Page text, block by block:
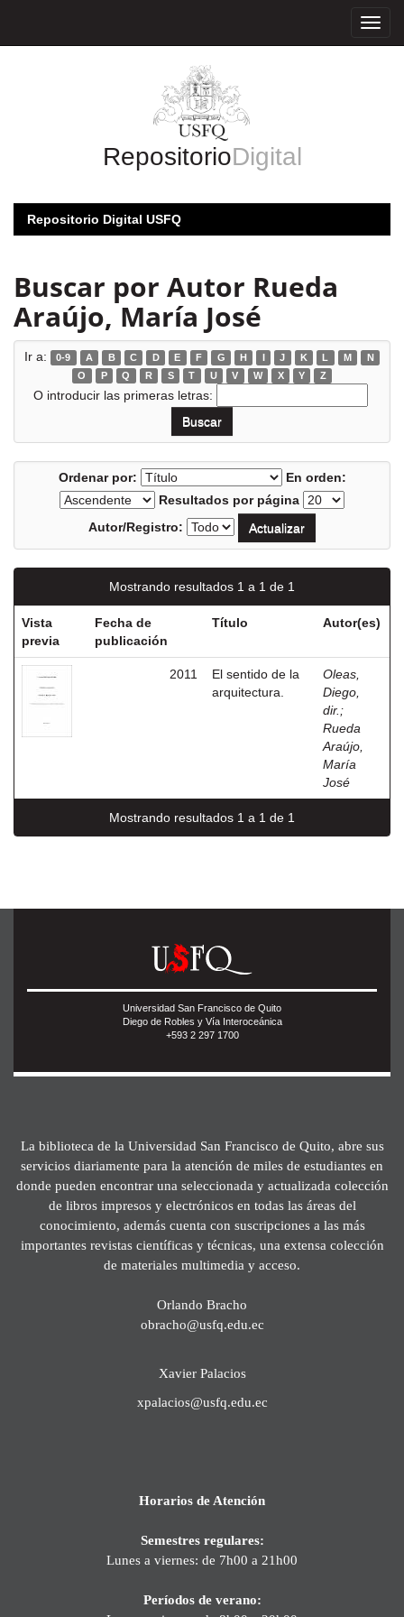
RepositorioDigital
Repositorio Digital USFQ
Buscar por Autor Rueda
Araújo, María José
Ir a: 0-9 A B C D E F G H I J K L M
N
O
P Q R S T U V W X Y Z
O introducir las primeras letras:
Ordenar por:
En orden:
Resultados por página
Autor/Registro:
Mostrando resultados 1 a 1 de 1
Vista
previa
Fecha de
publicación
Título Autor(es)
2011
El sentido de la
arquitectura.
Oleas,
Diego,
dir. ;
Rueda
Araújo,
María
José
Mostrando resultados 1 a 1 de 1
Universidad San Francisco de Quito
Diego de Robles y Vía Interoceánica
+593 2 297 1700
La biblioteca de la Universidad San Francisco de Quito, abre sus
servicios diariamente para la atención de miles de estudiantes en
donde pueden encontrar una seleccionada y actualizada colección
de libros impresos y electrónicos en todas las áreas del
conocimiento, además cuenta con suscripciones a las más
importantes revistas científicas y técnicas, una extensa colección
de materiales multimedia y acceso.
Orlando Bracho
obracho@usfq.edu.ec
Xavier Palacios
xpalacios@usfq.edu.ec
Horarios de Atención
Semestres regulares:
Lunes a viernes: de 7h00 a 21h00
Períodos de verano: